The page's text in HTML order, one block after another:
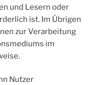
und Lesern oder
ist. Im Übrigen
zur Verarbeitung
im
Nutzer